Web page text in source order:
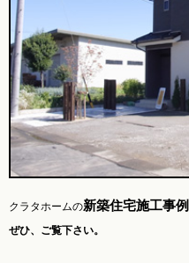
クラタホームの新築住宅施工事例
ぜひ、ご覧下さい。